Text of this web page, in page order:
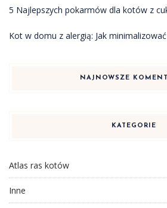
5 Najlepszych pokarmów dla kotów z
Kot w domu z alergią: Jak
NAJNOWSZE
KATEGORIE
Atlas ras kotów
Inne